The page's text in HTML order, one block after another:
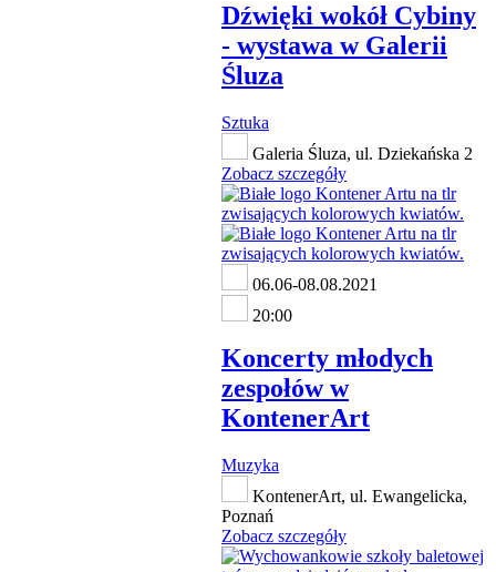
Dźwięki wokół Cybiny
- wystawa w Galerii
Śluza
Sztuka
Galeria Śluza, ul. Dziekańska 2
Zobacz szczegóły
06.06-08.08.2021
20:00
Koncerty młodych
zespołów w
KontenerArt
Muzyka
KontenerArt, ul. Ewangelicka,
Poznań
Zobacz szczegóły